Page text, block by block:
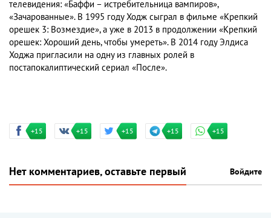
телевидения: «Баффи – истребительница вампиров»,
«Зачарованные». В 1995 году Ходж сыграл в фильме «Крепкий
орешек 3: Возмездие», а уже в 2013 в продолжении «Крепкий
орешек: Хороший день, чтобы умереть». В 2014 году Элдиса
Ходжа пригласили на одну из главных ролей в
постапокалиптический сериал «После».
+15 +15 +15 +15 +15
Нет комментариев, оставьте первый Войдите